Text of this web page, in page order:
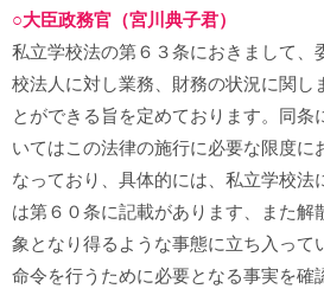
○大臣政務官（宮川典子君）
私立学校法の第６３条におきまして、
校法人に対し業務、財務の状況に関し
とができる旨を定めております。同条
いてはこの法律の施行に必要な限度に
なっており、具体的には、私立学校法
は第６０条に記載があります、また解
象となり得るような事態に立ち入って
命令を行うために必要となる事実を確